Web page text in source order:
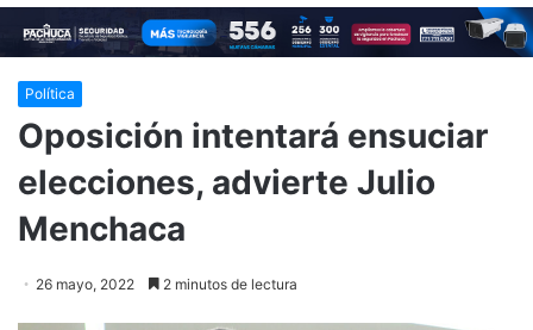
Política
Oposición intentará ensuciar
elecciones, advierte Julio
Menchaca
26 mayo, 2022 2 minutos de lectura